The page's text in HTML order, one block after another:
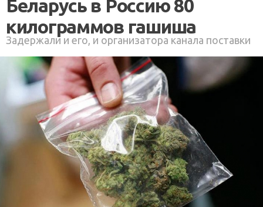
Беларусь в Россию 80
килограммов гашиша
Задержали и его, и организатора канала поставки